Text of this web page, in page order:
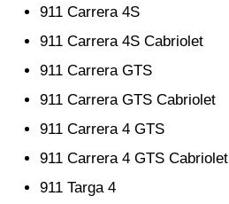
911 Carrera 4S
911 Carrera 4S Cabriolet
911 Carrera GTS
911 Carrera GTS Cabriolet
911 Carrera 4 GTS
911 Carrera 4 GTS Cabriolet
911 Targa 4